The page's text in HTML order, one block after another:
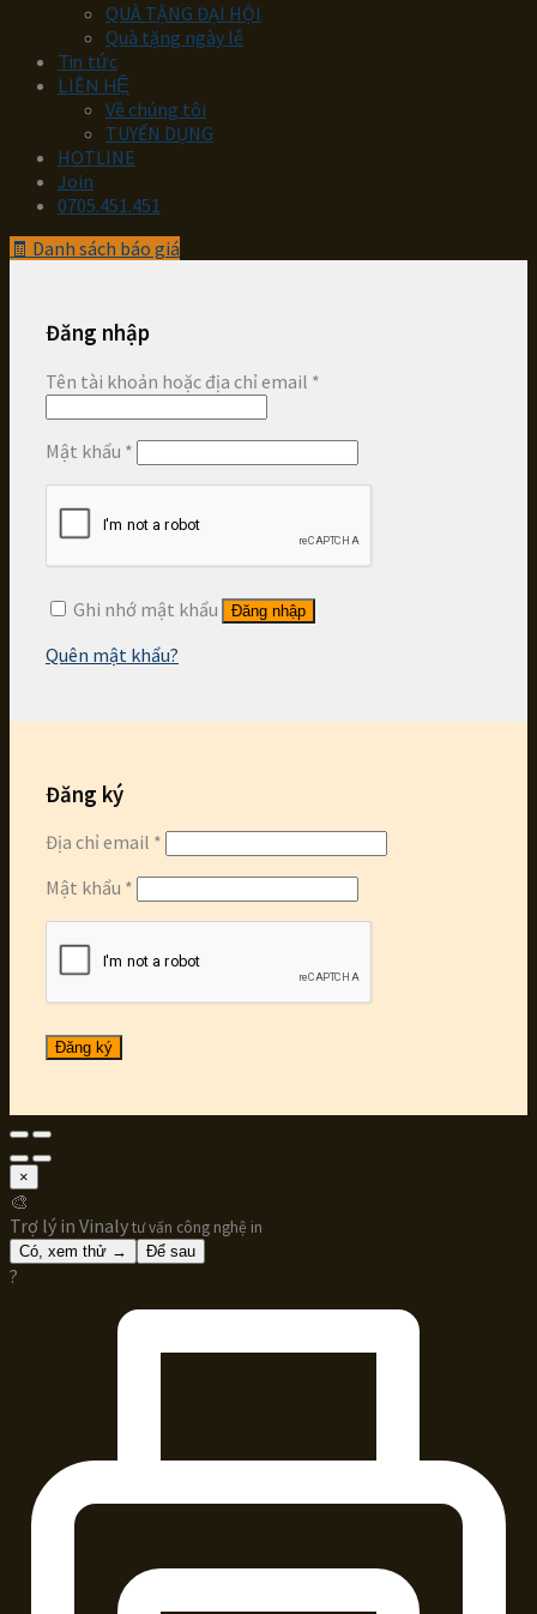
QUÀ TẶNG ĐẠI HỘI
Quà tặng ngày lễ
Tin tức
LIÊN HỆ
Về chúng tôi
TUYỂN DỤNG
HOTLINE
Join
0705.451.451
🧾 Danh sách báo giá
Đăng nhập
Tên tài khoản hoặc địa chỉ email *
Mật khẩu *
Ghi nhớ mật khẩu Đăng nhập
Quên mật khẩu?
Đăng ký
Địa chỉ email *
Mật khẩu *
Đăng ký
×
🎨
Trợ lý in Vinalytư vấn công nghệ in
Có, xem thử → Để sau
?